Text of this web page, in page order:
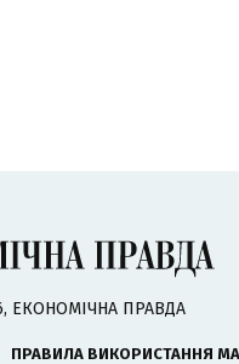
ЕКОНОМІЧНА ПРАВДА
ПРАВИЛА ВИКОРИСТАННЯ